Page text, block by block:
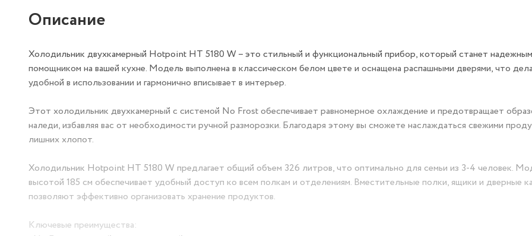
Описание
Холодильник двухкамерный Hotpoint HT 5180 W – это стильный и функциональный прибор, который станет надежным
помощником на вашей кухне. Модель выполнена в классическом белом цвете и оснащена распашными дверями, что
удобной в использовании и гармонично вписывает в интерьер.
Этот холодильник двухкамерный с системой No Frost обеспечивает равномерное охлаждение и предотвращает
наледи, избавляя вас от необходимости ручной разморозки. Благодаря этому вы сможете наслаждаться свежими
лишних хлопот.
Холодильник Hotpoint HT 5180 W предлагает общий объем 326 литров, что оптимально для семьи из 3-4 человек.
высотой 185 см обеспечивает удобный доступ ко всем полкам и отделениям. Вместительные полки, ящики и дверные
позволяют эффективно организовать хранение продуктов.
Ключевые преимущества: